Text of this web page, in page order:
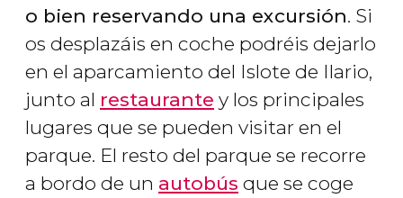
o bien reservando una excursión. Si
os desplazáis en coche podréis dejarlo
en el aparcamiento del Islote de Ilario,
junto al restaurante y los principales
lugares que se pueden visitar en el
parque. El resto del parque se recorre
a bordo de un autobús que se coge